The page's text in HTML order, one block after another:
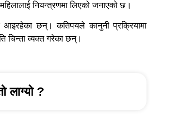
नियन्त्रणमा लिएको जनाएको छ।
आइरहेका छन्। कतिपयले कानुनी प्रक्रियामा
चिन्ता व्यक्त गरेका छन्।
लाग्यो ?